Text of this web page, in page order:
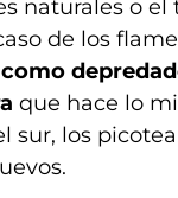
naturales o el
de los
que hace lo
sur, los